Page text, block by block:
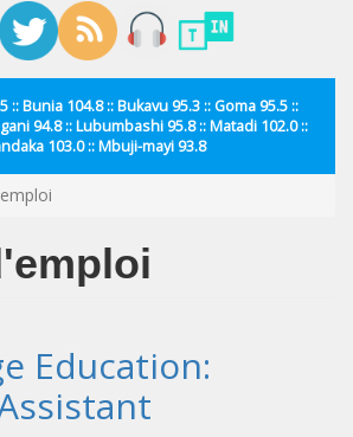
:: Bunia 104.8 :: Bukavu 95.3 :: Goma 95.5 ::
94.8 :: Lubumbashi 95.8 :: Matadi 102.0 ::
103.0 :: Mbuji-mayi 93.8
Education: